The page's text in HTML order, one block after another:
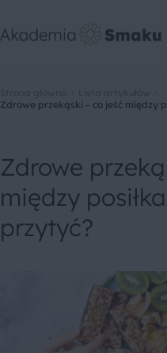
Zdrowe przekąski – co jeść między
Zdrowe
między
przytyć?